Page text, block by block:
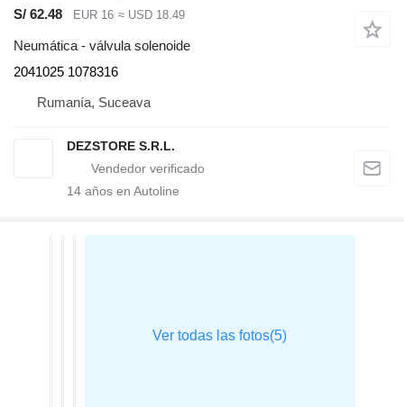
S/ 62.48 EUR 16 ≈ USD 18.49
Neumática - válvula solenoide
2041025 1078316
Rumanía, Suceava
DEZSTORE S.R.L.
14 años en Autoline